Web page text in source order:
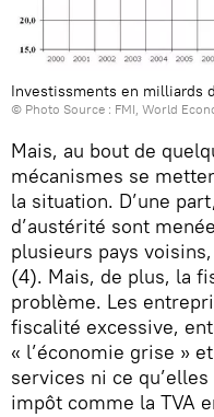
Investissments en milliards
© Photo Source : FMI, World
Mais, au bout de
mécanismes se
la situation. D’une
d’austérité sont
plusieurs pays
(4). Mais, de plus, la
problème. Les
fiscalité excessive,
« l’économie grise »
services ni ce
impôt comme la TVA